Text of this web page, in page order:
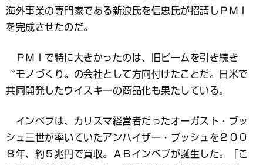
海外事業の専門家である新浪氏を信忠氏が招請しＰＭＩ
を完成させたのだ。
ＰＭＩで特に大きかったのは、旧ビームを引き続き
〝モノづくり〟の会社として方向付けたことだ。日米で
共同開発したウイスキーの商品化も果たしている。
インベブは、カリスマ経営者だったオーガスト・ブッ
シュ三世が率いていたアンハイザー・ブッシュを２００
８年、約５兆円で買収。ＡＢインベブが誕生した。「こ